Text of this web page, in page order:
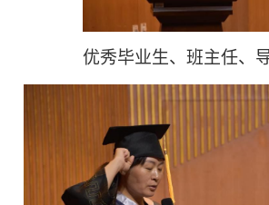
优秀毕业生、班主任、